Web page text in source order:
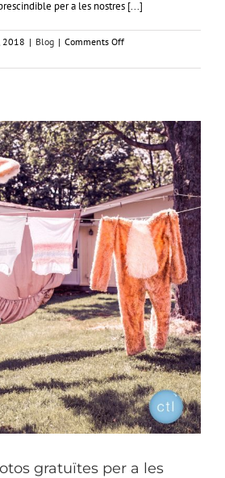
per a les nostres [...]
2018 | Blog | Comments Offon
importància
les
estratègies
de
comunicació
online
gratuïtes per a les